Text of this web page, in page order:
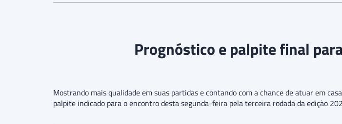
Prognóstico e palpite final
Mostrando mais qualidade em suas partidas e contando com a chance de atuar em
palpite indicado para o encontro desta segunda-feira pela terceira rodada da edição